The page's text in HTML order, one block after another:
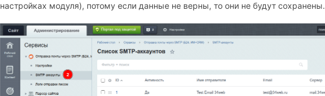
настройках модуля), потому если данные не верны, то они не будут сохранены.